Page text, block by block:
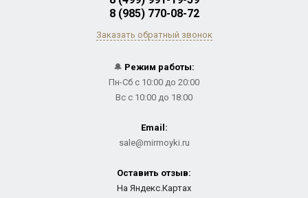
8 (985) 770-08-72
Заказать обратный звонок
🔔 Режим работы:
Пн-Сб с 10:00 до 20:00
Вс с 10:00 до 18:00
Email:
sale@mirmoyki.ru
Оставить отзыв:
На Яндекс.Картах